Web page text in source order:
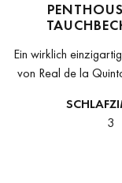
Ein wirklich
von Real de la
3